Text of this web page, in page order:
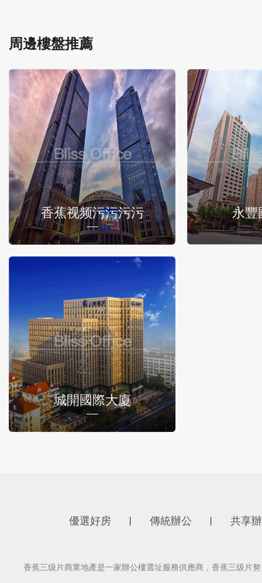
周邊樓盤推薦
香蕉视频污污污污 永豐
城開國際大廈
優選好房 傳統辦公 共享
香蕉三级片商業地產是一家辦公樓選址服務供應商，香蕉三级片